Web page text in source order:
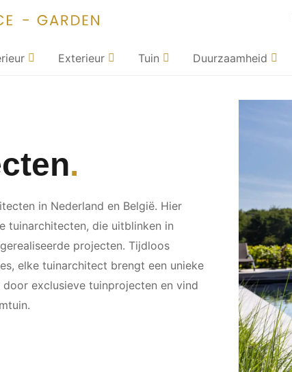
Exterieur Tuin Duurzaamheid
in Nederland en België. Hier
tuinarchitecten, die uitblinken in
projecten. Tijdloos
elke tuinarchitect brengt een unieke
exclusieve tuinprojecten en vind